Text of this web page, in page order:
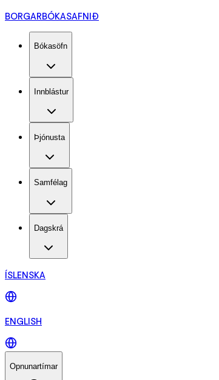
BORGARBÓKASAFNIÐ
Bókasöfn
Innblástur
Þjónusta
Samfélag
Dagskrá
ÍSLENSKA
ENGLISH
Opnunartímar